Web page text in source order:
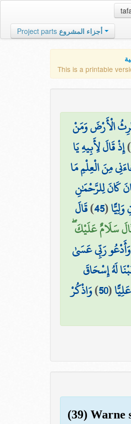
Project parts أجزاء المشروع
This is a printable
الْأَرْضَ وَمَنْ
)إِذْ قَالَ لِأَبِيهِ يَا
مِنَ الْعِلْمِ مَا
كَانَ لِلرَّحْمَٰنِ
(
45
)قَالَ
سَلَامٌ عَلَيْكَ
رَبِّي عَسَىٰ
لَهُ إِسْحَاقَ
(
50
)وَاذْكُرْ
(39) Warne